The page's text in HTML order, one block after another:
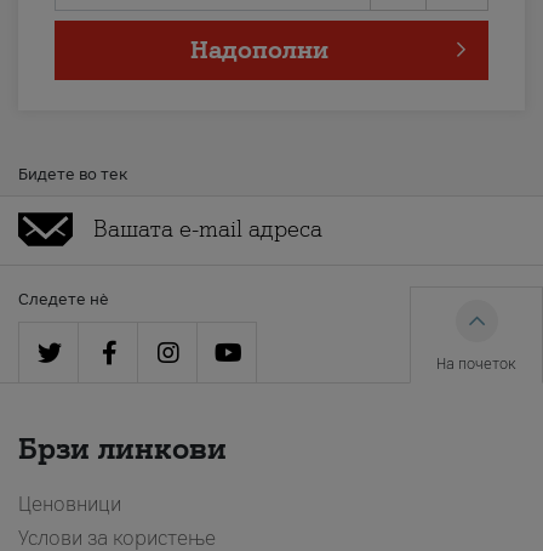
Надополни
Бидете во тек
Следете нè
На почеток
Брзи линкови
Ценовници
Услови за користење